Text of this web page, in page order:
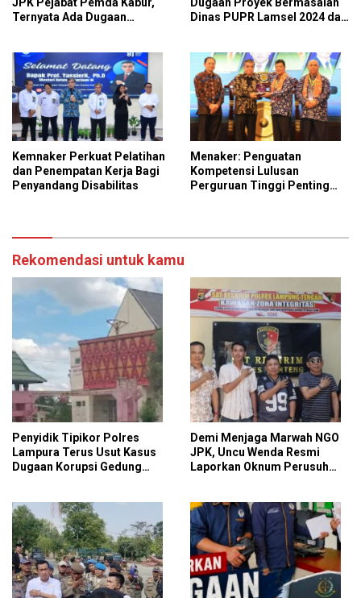
JPK Pejabat Pemda Kabur,
Ternyata Ada Dugaan
Dugaan Proyek Bermasalah
Dinas PUPR Lamsel 2024 dan
Kemnaker Perkuat Pelatihan
dan Penempatan Kerja Bagi
Penyandang Disabilitas
Menaker: Penguatan
Kompetensi Lulusan
Perguruan Tinggi Penting
Rekomendasi untuk kamu
Penyidik Tipikor Polres
Lampura Terus Usut Kasus
Dugaan Korupsi Gedung
Demi Menjaga Marwah NGO
JPK, Uncu Wenda Resmi
Laporkan Oknum Perusuh